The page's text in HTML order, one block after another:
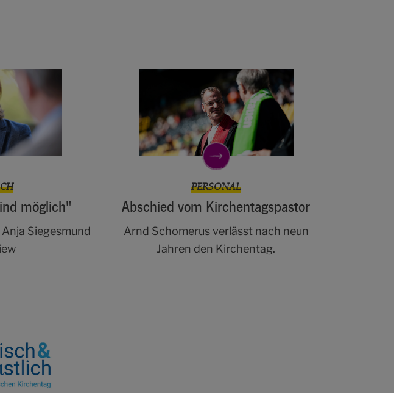
möglich"
Siegesmund
PERSONAL
Abschied vom Kirchentagspastor
Arnd Schomerus verlässt nach neun
Jahren den Kirchentag.